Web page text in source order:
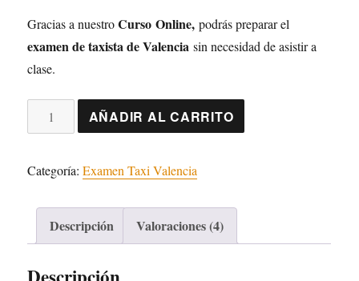
original
era:
actual
es:
Gracias a nuestroCurso Online,podrás preparar el
examen de taxista de Valenciasin necesidad de asistir a
clase.
Curso
Online
Taxi
Valencia
cantidad
AÑADIR AL CARRITO
Categoría:Examen Taxi Valencia
Descripción Valoraciones (4)